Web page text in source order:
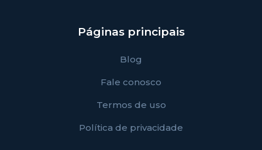
Páginas principais
Blog
Fale conosco
Termos de uso
Política de privacidade